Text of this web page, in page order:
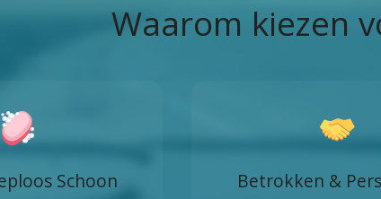
Waarom kiezen
Schoon Betrokken &